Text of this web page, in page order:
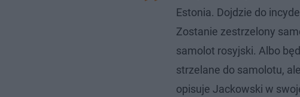
Estonia. Dojdzie do
Zostanie zestrzelony
samolot rosyjski. Albo
strzelane do samolotu,
opisuje Jackowski w